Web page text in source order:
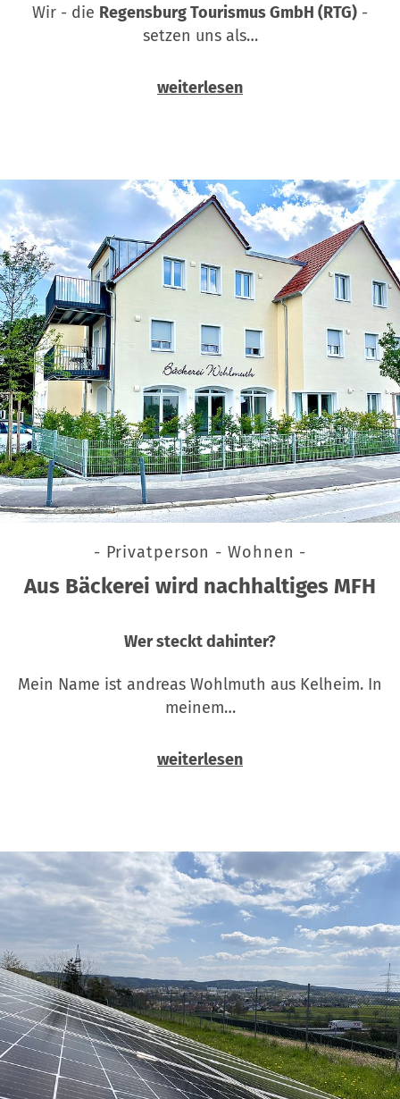
Wir - die Regensburg Tourismus GmbH (RTG) -
setzen uns als…
weiterlesen
- Privatperson - Wohnen -
Aus Bäckerei wird nachhaltiges MFH
Wer steckt dahinter?
Mein Name ist andreas Wohlmuth aus Kelheim. In
meinem…
weiterlesen